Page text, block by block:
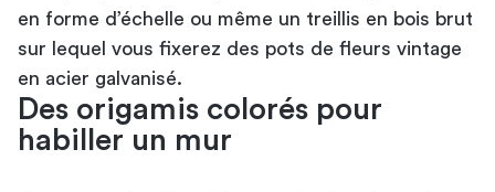
en forme d’échelle ou même un treillis en bois brut
sur lequel vous fixerez des pots de fleurs vintage
en acier galvanisé.
Des origamis colorés pour
habiller un mur